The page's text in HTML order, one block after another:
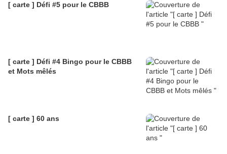
[ carte ] Défi #5 pour le CBBB
[ carte ] Défi #4 Bingo pour le CBBB
et Mots mêlés
[ carte ] 60 ans